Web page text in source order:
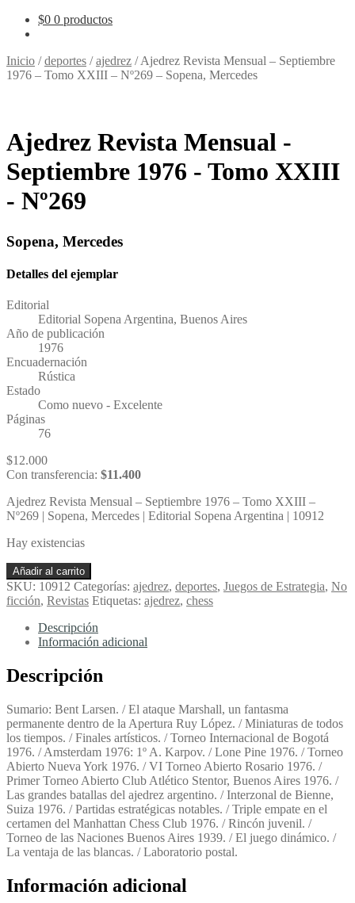
$0 0 productos
Inicio /deportes /ajedrez /Ajedrez Revista Mensual – Septiembre
1976 – Tomo XXIII – Nº269 – Sopena, Mercedes
Ajedrez Revista Mensual -
Septiembre 1976 - Tomo XXIII
- Nº269
Sopena, Mercedes
Detalles del ejemplar
Editorial
Editorial Sopena Argentina, Buenos Aires
Año de publicación
1976
Encuadernación
Rústica
Estado
Como nuevo - Excelente
Páginas
76
$12.000
Con transferencia: $11.400
Ajedrez Revista Mensual – Septiembre 1976 – Tomo XXIII –
Nº269 | Sopena, Mercedes | Editorial Sopena Argentina | 10912
Hay existencias
Ajedrez
Revista
Mensual
Septiembre
1976
Tomo
XXIII
Nº269
-
Sopena,
Mercedes
cantidad
Añadir al carrito
SKU: 10912 Categorías: ajedrez, deportes, Juegos de Estrategia, No
ficción, Revistas Etiquetas: ajedrez, chess
Descripción
Información adicional
Descripción
Sumario: Bent Larsen. / El ataque Marshall, un fantasma
permanente dentro de la Apertura Ruy López. / Miniaturas de todos
los tiempos. / Finales artísticos. / Torneo Internacional de Bogotá
1976. / Amsterdam 1976: 1º A. Karpov. / Lone Pine 1976. / Torneo
Abierto Nueva York 1976. / VI Torneo Abierto Rosario 1976. /
Primer Torneo Abierto Club Atlético Stentor, Buenos Aires 1976. /
Las grandes batallas del ajedrez argentino. / Interzonal de Bienne,
Suiza 1976. / Partidas estratégicas notables. / Triple empate en el
certamen del Manhattan Chess Club 1976. / Rincón juvenil. /
Torneo de las Naciones Buenos Aires 1939. / El juego dinámico. /
La ventaja de las blancas. / Laboratorio postal.
Información adicional